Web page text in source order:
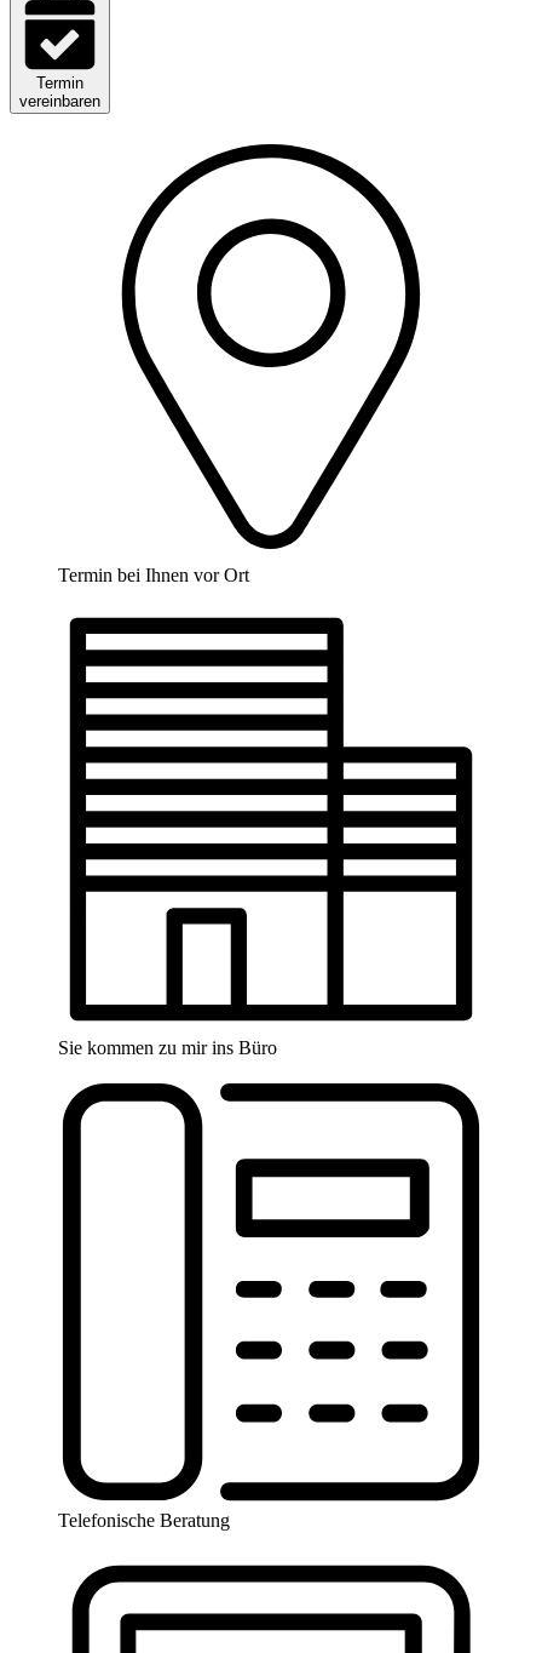
Termin
vereinbaren
Termin bei Ihnen vor Ort
Sie kommen zu mir ins Büro
Telefonische Beratung